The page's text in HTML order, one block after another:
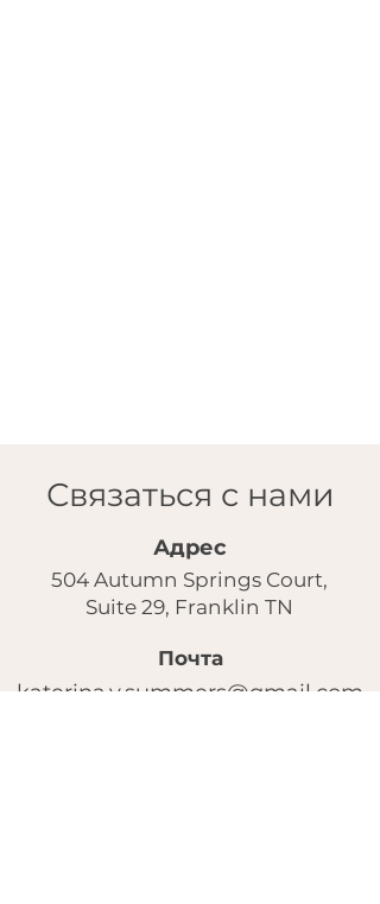
Связаться с нами
Адрес
504 Autumn Springs Court,
Suite 29, Franklin TN
Почта
katerina.v.summers@gmail.com